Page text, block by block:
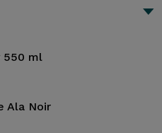
550 ml
Ala Noir